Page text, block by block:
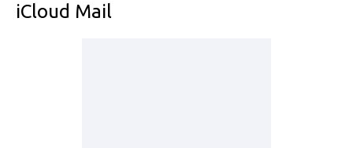
iCloud Mail